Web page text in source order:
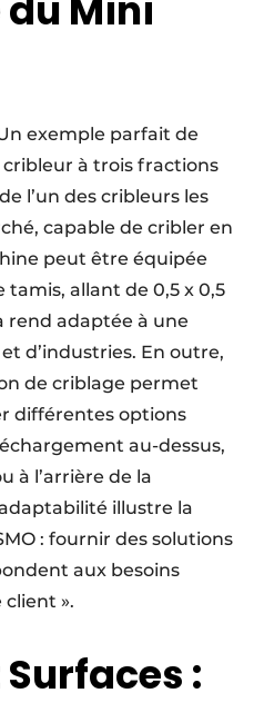
Mini
exemple parfait de
à trois fractions
l’un des cribleurs les
capable de cribler en
peut être équipée
tamis, allant de 0,5 x 0,5
rend adaptée à une
d’industries. En outre,
de criblage permet
différentes options
au-dessus,
à l’arrière de la
illustre la
: fournir des solutions
aux besoins
».
: